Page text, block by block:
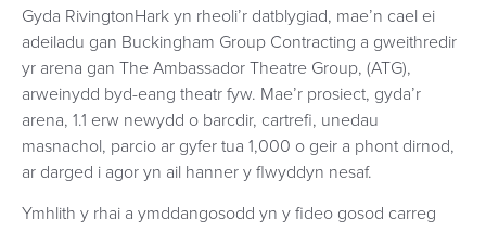
Gyda RivingtonHark yn rheoli’r datblygiad, mae’n cael ei
adeiladu gan Buckingham Group Contracting a gweithredir
yr arena gan The Ambassador Theatre Group, (ATG),
arweinydd byd-eang theatr fyw. Mae’r prosiect, gyda’r
arena, 1.1 erw newydd o barcdir, cartrefi, unedau
masnachol, parcio ar gyfer tua 1,000 o geir a phont dirnod,
ar darged i agor yn ail hanner y flwyddyn nesaf.
Ymhlith y rhai a ymddangosodd yn y fideo gosod carreg